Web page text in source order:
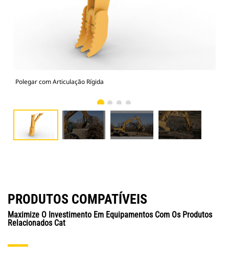
Polegar com Articulação Rígida
PRODUTOS COMPATÍVEIS
Maximize O Investimento Em Equipamentos Com Os Produtos
Relacionados Cat